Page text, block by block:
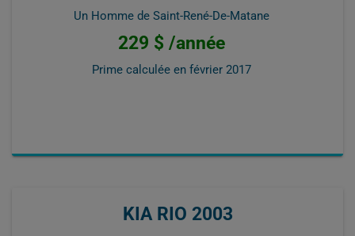
Un Homme de Saint-René-De-Matane
229 $ /année
Prime calculée en février 2017
KIA RIO 2003